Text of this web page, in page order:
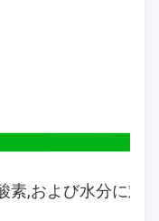
素,および水分に対